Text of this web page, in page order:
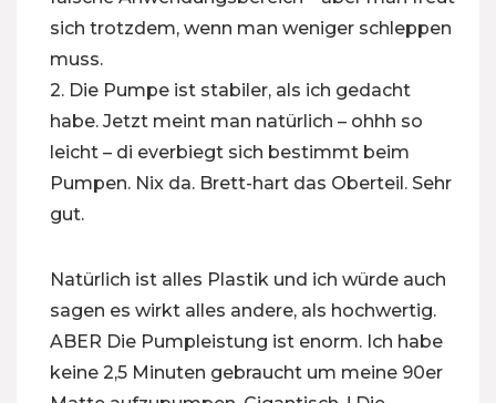
sich trotzdem, wenn man weniger schleppen
muss.
2. Die Pumpe ist stabiler, als ich gedacht
habe. Jetzt meint man natürlich – ohhh so
leicht – di everbiegt sich bestimmt beim
Pumpen. Nix da. Brett-hart das Oberteil. Sehr
gut.
Natürlich ist alles Plastik und ich würde auch
sagen es wirkt alles andere, als hochwertig.
ABER Die Pumpleistung ist enorm. Ich habe
keine 2,5 Minuten gebraucht um meine 90er